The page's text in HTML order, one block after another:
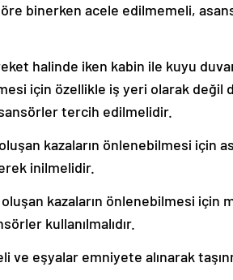
binerken acele edilmemeli,
halinde iken kabin ile kuyu
için özellikle iş yeri olarak değil
tercih edilmelidir.
oluşan kazaların önlenebilmesi için
inilmelidir.
oluşan kazaların önlenebilmesi için
kullanılmalıdır.
eşyalar emniyete alınarak